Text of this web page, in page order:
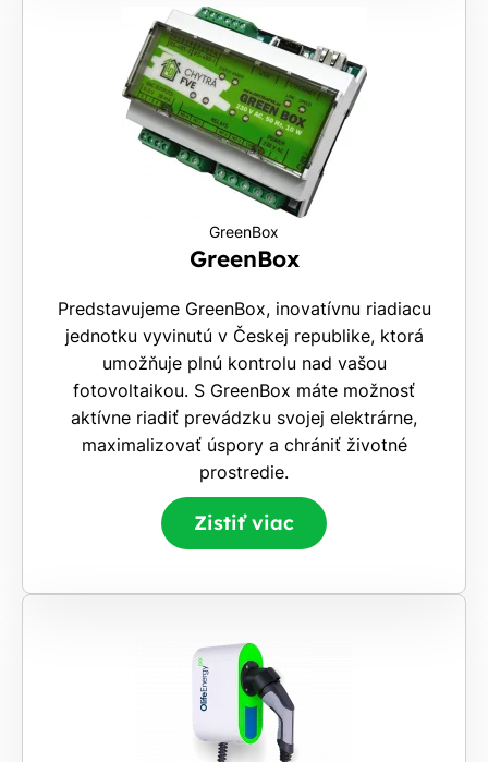
GreenBox
GreenBox
Predstavujeme GreenBox, inovatívnu riadiacu
jednotku vyvinutú v Českej republike, ktorá
umožňuje plnú kontrolu nad vašou
fotovoltaikou. S GreenBox máte možnosť
aktívne riadiť prevádzku svojej elektrárne,
maximalizovať úspory a chrániť životné
prostredie.
Zistiť viac